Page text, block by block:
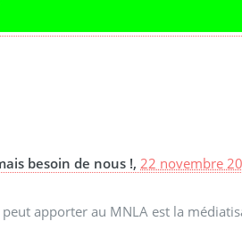
besoin de nous !,22 novembre
peut apporter au MNLA est la